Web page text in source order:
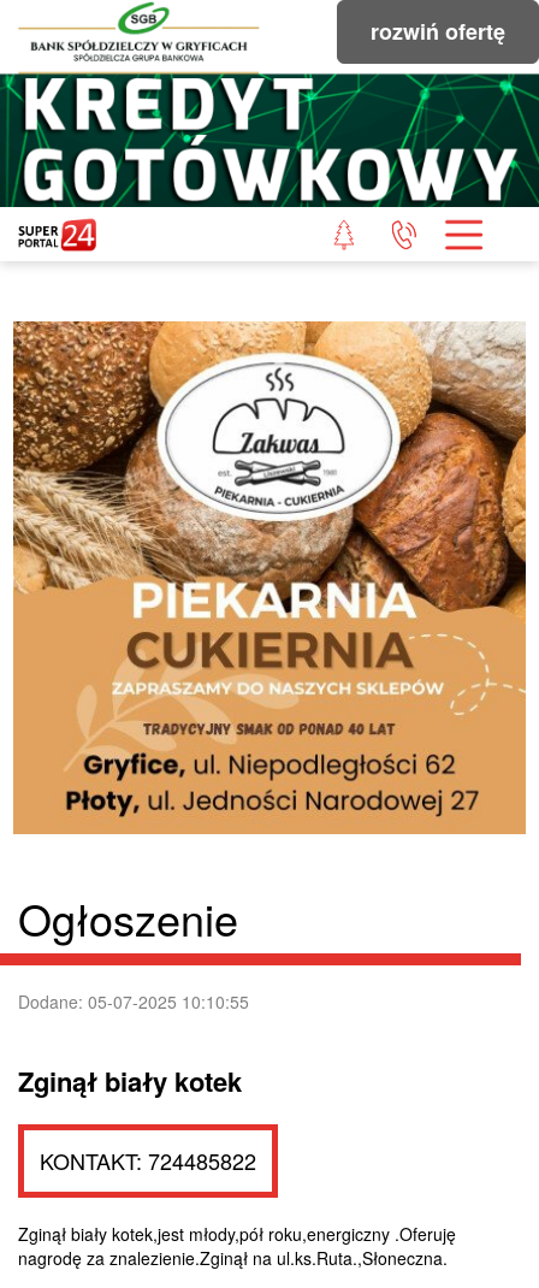
rozwiń ofertę
Ogłoszenie
Dodane: 05-07-2025 10:10:55
Zginął biały kotek
KONTAKT: 724485822
Zginął biały kotek,jest młody,pół roku,energiczny .Oferuję
nagrodę za znalezienie.Zginął na ul.ks.Ruta.,Słoneczna.
STRONA GŁÓWNA
POWIAT GRYFICKI
WIADOMOŚCI Z LASU
STUDIO SUPERPORTALU
KONTAKT
REDAKCJA
REGULAMIN